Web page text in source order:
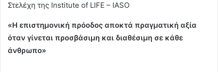
Στελέχη της Institute of LIFE – IASO
«Η επιστημονική πρόοδος αποκτά πραγματική αξία
όταν γίνεται προσβάσιμη και διαθέσιμη σε κάθε
άνθρωπο»